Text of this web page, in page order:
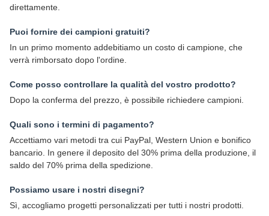
direttamente.
Puoi fornire dei campioni gratuiti?
In un primo momento addebitiamo un costo di campione, che
verrà rimborsato dopo l'ordine.
Come posso controllare la qualità del vostro prodotto?
Dopo la conferma del prezzo, è possibile richiedere campioni.
Quali sono i termini di pagamento?
Accettiamo vari metodi tra cui PayPal, Western Union e bonifico
bancario. In genere il deposito del 30% prima della produzione, il
saldo del 70% prima della spedizione.
Possiamo usare i nostri disegni?
Sì, accogliamo progetti personalizzati per tutti i nostri prodotti.